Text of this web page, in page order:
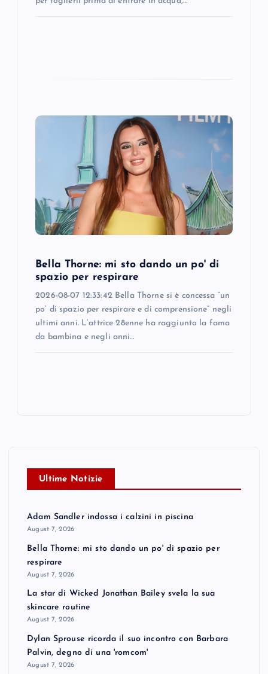
Bella Thorne: mi sto dando un po' di
spazio per respirare
2026-08-07 12:33:42 Bella Thorne si è concessa “un
po’ di spazio per respirare e di comprensione” negli
ultimi anni. L’attrice 28enne ha raggiunto la fama
da bambina e negli anni…
Ultime Notizie
Adam Sandler indossa i calzini in piscina
August 7, 2026
Bella Thorne: mi sto dando un po' di spazio per
respirare
August 7, 2026
La star di Wicked Jonathan Bailey svela la sua
skincare routine
August 7, 2026
Dylan Sprouse ricorda il suo incontro con Barbara
Palvin, degno di una 'romcom'
August 7, 2026